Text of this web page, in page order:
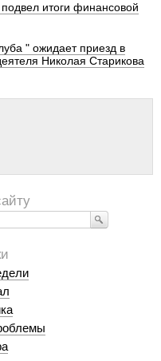
итоги финансовой
" ожидает приезд в
Николая Старикова